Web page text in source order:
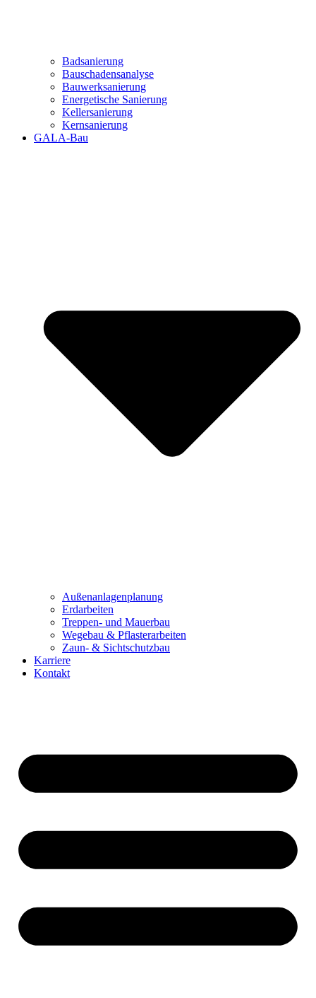
Badsanierung
Bauschadensanalyse
Bauwerksanierung
Energetische Sanierung
Kellersanierung
Kernsanierung
GALA-Bau
Außenanlagenplanung
Erdarbeiten
Treppen- und Mauerbau
Wegebau & Pflasterarbeiten
Zaun- & Sichtschutzbau
Karriere
Kontakt